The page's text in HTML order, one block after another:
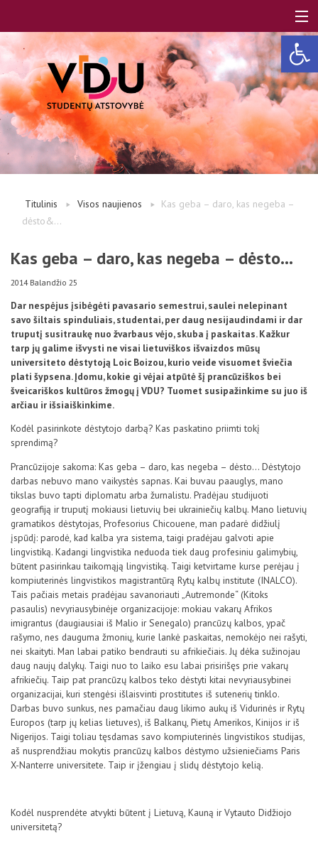
LT
Studentų atstovai
D.U.K
Kontaktai
Privatumo politika
Titulinis Visos naujienos
Kas geba – daro, kas negeba –
dėsto&...
Kas geba – daro, kas negeba – dėsto…
2014 Balandžio 25
Dar nespėjus įsibėgėti pavasario semestrui, saulei nelepinant
savo šiltais spinduliais, studentai, per daug nesijaudindami ir dar
truputį susitraukę nuo žvarbaus vėjo, skuba į paskaitas. Kažkur
tarp jų galime išvysti ne visai lietuviškos išvaizdos mūsų
universiteto dėstytoją Loic Boizou, kurio veide visuomet šviečia
plati šypsena. Įdomu, kokie gi vėjai atpūtė šį prancūziškos bei
šveicariškos kultūros žmogų į VDU? Tuomet susipažinkime su juo iš
arčiau ir išsiaiškinkime.
Kodėl pasirinkote dėstytojo darbą? Kas paskatino priimti tokį
sprendimą?
Prancūzijoje sakoma: Kas geba – daro, kas negeba – dėsto… Dėstytojo
darbas nebuvo mano vaikystės sapnas. Kai buvau paauglys, mano
tikslas buvo tapti diplomatu arba žurnalistu. Pradėjau studijuoti
geografiją ir truputį mokiausi lietuvių bei ukrainiečių kalbų. Mano lietuvių
gramatikos dėstytojas, Profesorius Chicouene, man padarė didžiulį
įspūdį: parodė, kad kalba yra sistema, taigi pradėjau galvoti apie
lingvistiką. Kadangi lingvistika neduoda tiek daug profesiniu galimybių,
būtent pasirinkau taikomąją lingvistiką. Taigi ketvirtame kurse perėjau į
kompiuterinės lingvistikos magistrantūrą Rytų kalbų institute (INALCO).
Tais pačiais metais pradėjau savanoriauti „Autremonde“ (Kitoks
pasaulis) nevyriausybinėje organizacijoje: mokiau vakarų Afrikos
imigrantus (daugiausiai iš Malio ir Senegalo) prancūzų kalbos, ypač
rašymo, nes dauguma žmonių, kurie lankė paskaitas, nemokėjo nei rašyti,
nei skaityti. Man labai patiko bendrauti su afrikiečiais. Jų dėka sužinojau
daug naujų dalykų. Taigi nuo to laiko esu labai prisirišęs prie vakarų
afrikiečių. Taip pat prancūzų kalbos teko dėstyti kitai nevyriausybinei
organizacijai, kuri stengėsi išlaisvinti prostitutes iš sutenerių tinklo.
Darbas buvo sunkus, nes pamačiau daug likimo aukų iš Vidurinės ir Rytų
Europos (tarp jų kelias lietuves), iš Balkanų, Pietų Amerikos, Kinijos ir iš
Nigerijos. Taigi toliau tęsdamas savo kompiuterinės lingvistikos studijas,
aš nusprendžiau mokytis prancūzų kalbos dėstymo užsieniečiams Paris
X-Nanterre universitete. Taip ir įžengiau į slidų dėstytojo kelią.
Kodėl nusprendėte atvykti būtent į Lietuvą, Kauną ir Vytauto Didžiojo
universitetą?